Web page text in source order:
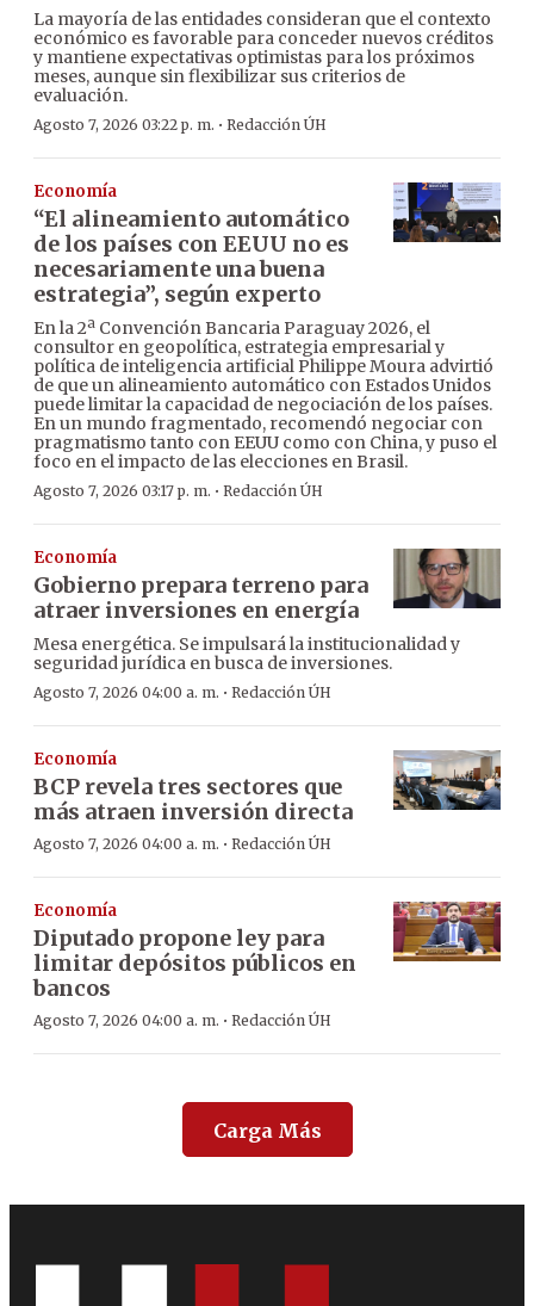
La mayoría de las entidades consideran que el contexto
económico es favorable para conceder nuevos créditos
y mantiene expectativas optimistas para los próximos
meses, aunque sin flexibilizar sus criterios de
evaluación.
Agosto 7, 2026 03:22 p. m. · Redacción ÚH
Economía
“El alineamiento automático
de los países con EEUU no es
necesariamente una buena
estrategia”, según experto
En la 2ª Convención Bancaria Paraguay 2026, el
consultor en geopolítica, estrategia empresarial y
política de inteligencia artificial Philippe Moura advirtió
de que un alineamiento automático con Estados Unidos
puede limitar la capacidad de negociación de los países.
En un mundo fragmentado, recomendó negociar con
pragmatismo tanto con EEUU como con China, y puso el
foco en el impacto de las elecciones en Brasil.
Agosto 7, 2026 03:17 p. m. · Redacción ÚH
Economía
Gobierno prepara terreno para
atraer inversiones en energía
Mesa energética. Se impulsará la institucionalidad y
seguridad jurídica en busca de inversiones.
Agosto 7, 2026 04:00 a. m. · Redacción ÚH
Economía
BCP revela tres sectores que
más atraen inversión directa
Agosto 7, 2026 04:00 a. m. · Redacción ÚH
Economía
Diputado propone ley para
limitar depósitos públicos en
bancos
Agosto 7, 2026 04:00 a. m. · Redacción ÚH
Carga Más